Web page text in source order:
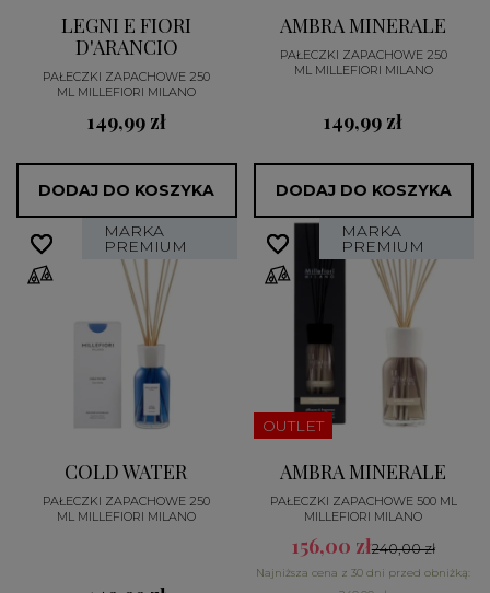
LEGNI E FIORI
D'ARANCIO
PAŁECZKI ZAPACHOWE 250
ML MILLEFIORI MILANO
149,99 zł
DODAJ DO KOSZYKA
AMBRA MINERALE
PAŁECZKI ZAPACHOWE 250
ML MILLEFIORI MILANO
149,99 zł
DODAJ DO KOSZYKA
MARKA
PREMIUM
COLD WATER
PAŁECZKI ZAPACHOWE 250
ML MILLEFIORI MILANO
favorite_border
favorite_border MARKA
PREMIUM
OUTLET
AMBRA MINERALE
PAŁECZKI ZAPACHOWE 500 ML
MILLEFIORI MILANO
156,00 zł240,00 zł
Najniższa cena z 30 dni przed obniżką:
favorite_border
favorite_border